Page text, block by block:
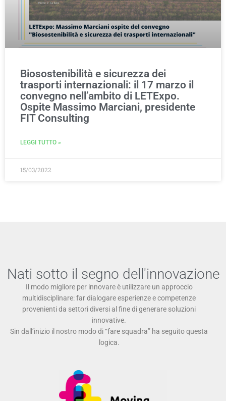
Biosostenibilità e sicurezza dei
trasporti internazionali: il 17 marzo il
convegno nell’ambito di LETExpo.
Ospite Massimo Marciani, presidente
FIT Consulting
LEGGI TUTTO »
15/03/2022
Nati sotto il segno dell'innovazione
Il modo migliore per innovare è utilizzare un approccio
multidisciplinare: far dialogare esperienze e competenze
provenienti da settori diversi al fine di generare soluzioni
innovative.
Sin dall’inizio il nostro modo di “fare squadra” ha seguito questa
logica.